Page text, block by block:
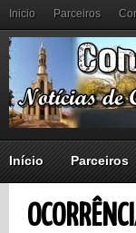
Inicio Parceiros
Início Parceiros